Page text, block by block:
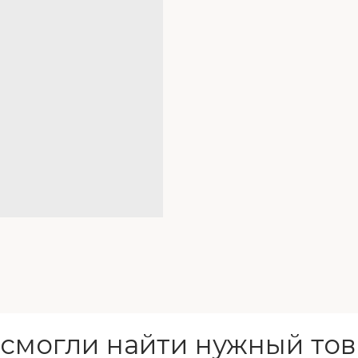
найти нужный